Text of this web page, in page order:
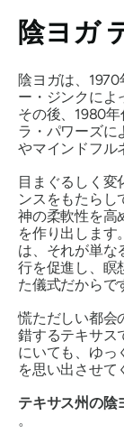
陰ヨガ
陰ヨガは、
ー・ジンクによ
その後、1980
ラ・パワーズに
やマインドフル
目まぐるしく変
ンスをもたらし
神の柔軟性を高
を作り出します
は、それが単な
行を促進し、瞑
た儀式だからで
慌ただしい都会
錯するテキサス
にいても、ゆっ
を思い出させて
テキサス州の陰
。